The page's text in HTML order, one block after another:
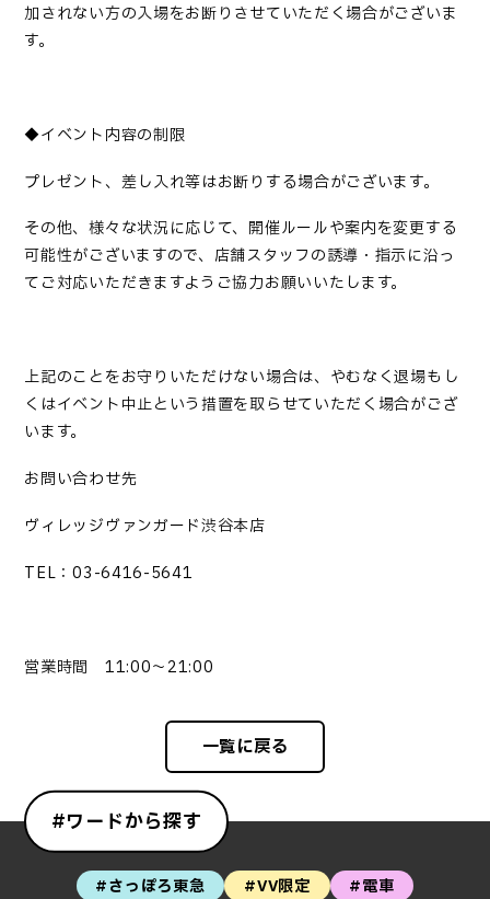
加されない方の入場をお断りさせていただく場合がございま
す。
◆イベント内容の制限
プレゼント、差し入れ等はお断りする場合がございます。
その他、様々な状況に応じて、開催ルールや案内を変更する
可能性がございますので、店舗スタッフの誘導・指示に沿っ
てご対応いただきますようご協力お願いいたします。
上記のことをお守りいただけない場合は、やむなく退場もし
くはイベント中止という措置を取らせていただく場合がござ
います。
お問い合わせ先
ヴィレッジヴァンガード渋谷本店
TEL：03-6416-5641
営業時間 11:00～21:00
一覧に戻る
#ワードから探す
#さっぽろ東急 #VV限定
#電車